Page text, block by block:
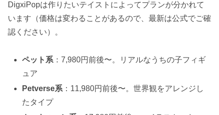
DigxiPopは作りたいテイストによってプランが分かれて
います（価格は変わることがあるので、最新は公式でご確
認ください）。
ペット系 ：7,980円前後〜。リアルなうちの子フィギ
ュア
Petverse系 ：11,980円前後〜。世界観をアレンジし
たタイプ